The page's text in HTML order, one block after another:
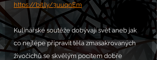
https://bit.ly/3uuqnEm
Kulinářské soutěže dobývají svět aneb jak
co nejlépe připravit těla zmasakrovaných
živočichů se skvělým pocitem dobře